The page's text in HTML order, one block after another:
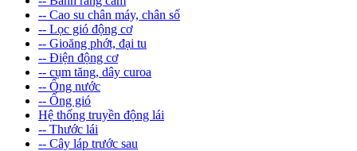
-- Cao su chân máy, chân số
-- Lọc gió động cơ
-- Gioăng phớt, đại tu
-- Điện động cơ
-- cụm tăng, dây curoa
-- Ống nước
-- Ống gió
Hệ thống truyền động lái
-- Thước lái
-- Cây láp trước sau